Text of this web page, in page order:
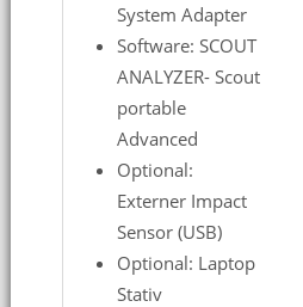
System Adapter
Software: SCOUT
ANALYZER- Scout
portable
Advanced
Optional:
Externer Impact
Sensor (USB)
Optional: Laptop
Stativ